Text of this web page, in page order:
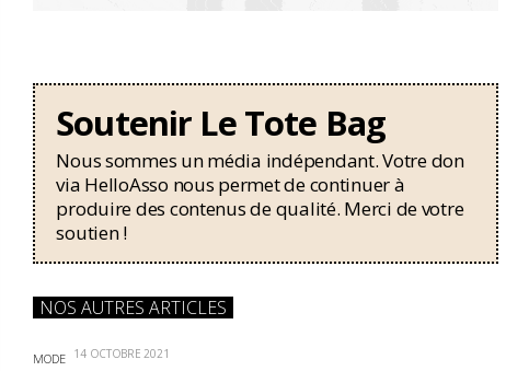
Soutenir Le Tote Bag
Nous sommes un média indépendant. Votre don
via HelloAsso nous permet de continuer à
produire des contenus de qualité. Merci de votre
soutien !
NOS AUTRES ARTICLES
MODE 14 OCTOBRE 2021